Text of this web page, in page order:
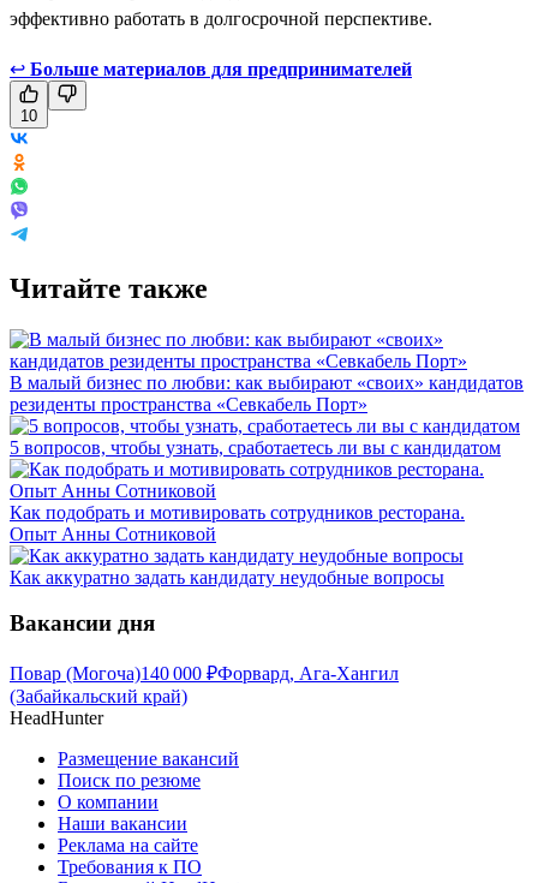
эффективно работать в долгосрочной перспективе.
↩ Больше материалов для предпринимателей
10
Читайте также
В малый бизнес по любви: как выбирают «своих» кандидатов
резиденты пространства «Севкабель Порт»
5 вопросов, чтобы узнать, сработаетесь ли вы с кандидатом
Как подобрать и мотивировать сотрудников ресторана.
Опыт Анны Сотниковой
Как аккуратно задать кандидату неудобные вопросы
Вакансии дня
Повар (Могоча)140 000 ₽Форвард, Ага-Хангил
(Забайкальский край)
HeadHunter
Размещение вакансий
Поиск по резюме
О компании
Наши вакансии
Реклама на сайте
Требования к ПО